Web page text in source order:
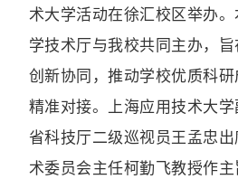
术大学活动在徐汇校区举办
学技术厅与我校共同主办，
创新协同，推动学校优质科
精准对接。上海应用技术大
省科技厅二级巡视员王孟忠
术委员会主任柯勤飞教授作